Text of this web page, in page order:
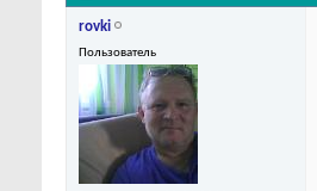
rovki
Пользователь